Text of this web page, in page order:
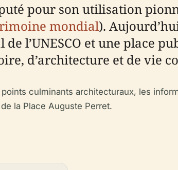
pour son utilisation
mondial).
l’UNESCO et une place
d’architecture et de vie
culminants architecturaux, les
la Place Auguste Perret.